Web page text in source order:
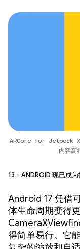
ARCore for Jetpack
内容高
13：Android 现已成为
Android 17 凭借
体生命周期变得
得简单易行。它